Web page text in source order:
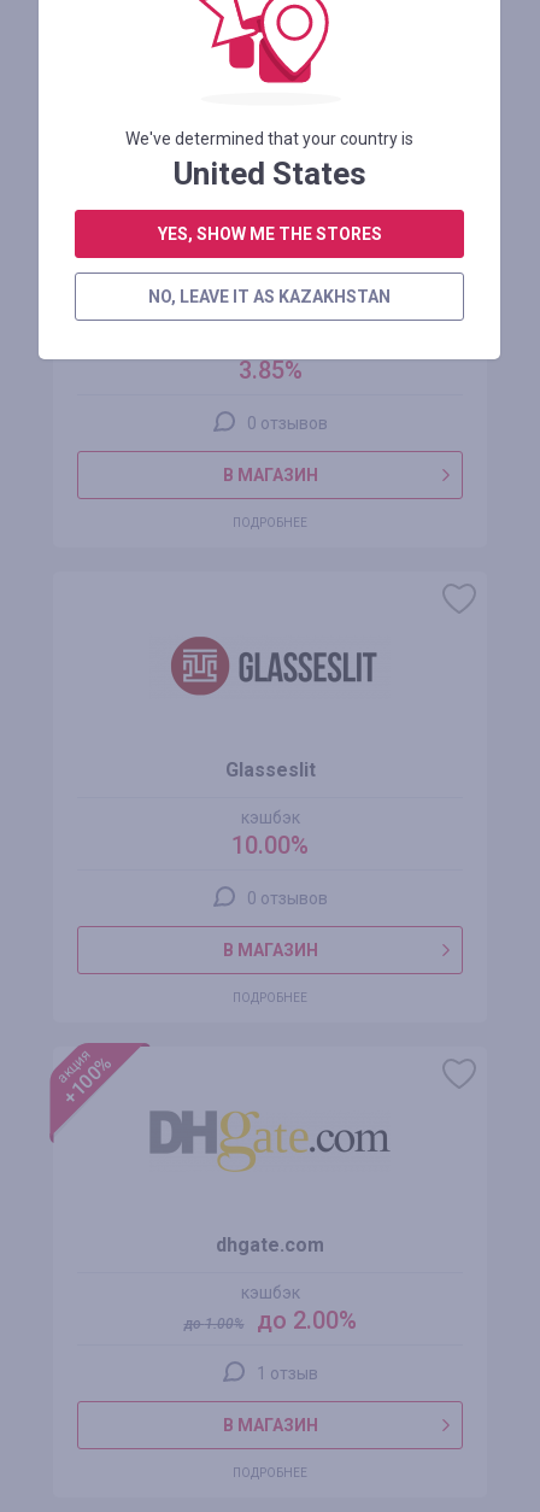
The Luxury Closet
3.85%
0 отзывов
В МАГАЗИН
ПОДРОБНЕЕ
Glasseslit
кэшбэк
10.00%
0 отзывов
В МАГАЗИН
ПОДРОБНЕЕ
акция
+100%
dhgate.com
кэшбэк
до1.00% до 2.00%
1 отзыв
В МАГАЗИН
ПОДРОБНЕЕ
We've determined that your country is
United States
YES, SHOW ME THE STORES
NO, LEAVE IT AS KAZAKHSTAN